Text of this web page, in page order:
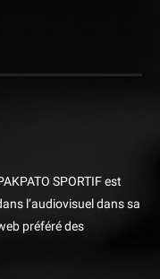
SPORTIF est
l’audiovisuel dans sa
préféré des